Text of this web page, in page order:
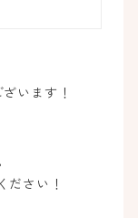
います！
ださい！